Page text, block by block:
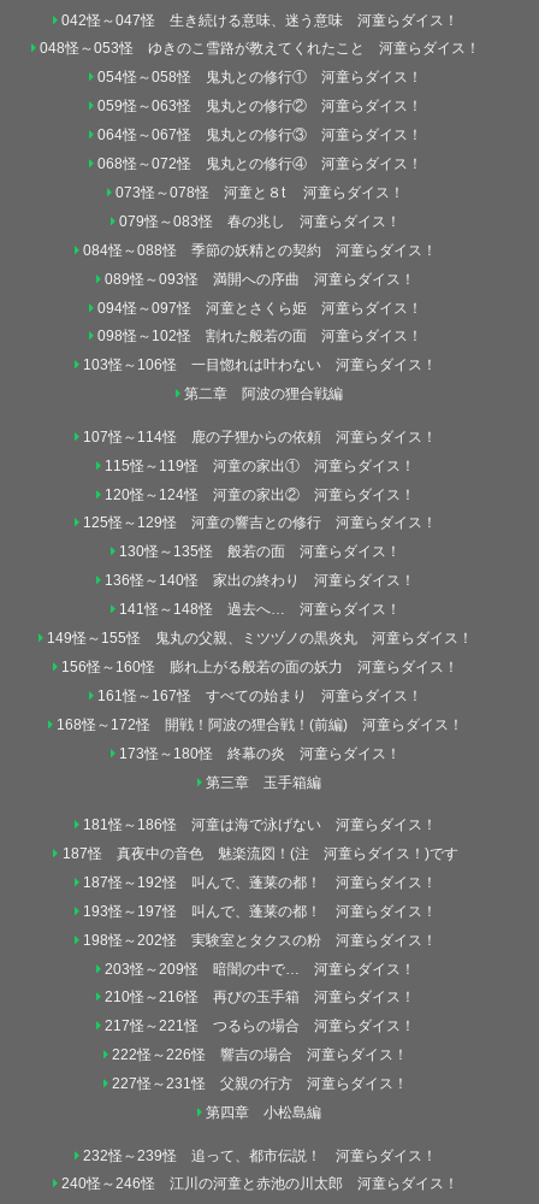
042怪～047怪 生き続ける意味、迷う意味 河童らダイス！
048怪～053怪 ゆきのこ雪路が教えてくれたこと 河童らダイス！
054怪～058怪 鬼丸との修行① 河童らダイス！
059怪～063怪 鬼丸との修行② 河童らダイス！
064怪～067怪 鬼丸との修行③ 河童らダイス！
068怪～072怪 鬼丸との修行④ 河童らダイス！
073怪～078怪 河童と８t 河童らダイス！
079怪～083怪 春の兆し 河童らダイス！
084怪～088怪 季節の妖精との契約 河童らダイス！
089怪～093怪 満開への序曲 河童らダイス！
094怪～097怪 河童とさくら姫 河童らダイス！
098怪～102怪 割れた般若の面 河童らダイス！
103怪～106怪 一目惚れは叶わない 河童らダイス！
第二章 阿波の狸合戦編
107怪～114怪 鹿の子狸からの依頼 河童らダイス！
115怪～119怪 河童の家出① 河童らダイス！
120怪～124怪 河童の家出② 河童らダイス！
125怪～129怪 河童の響吉との修行 河童らダイス！
130怪～135怪 般若の面 河童らダイス！
136怪～140怪 家出の終わり 河童らダイス！
141怪～148怪 過去へ… 河童らダイス！
149怪～155怪 鬼丸の父親、ミツヅノの黒炎丸 河童らダイス！
156怪～160怪 膨れ上がる般若の面の妖力 河童らダイス！
161怪～167怪 すべての始まり 河童らダイス！
168怪～172怪 開戦！阿波の狸合戦！(前編) 河童らダイス！
173怪～180怪 終幕の炎 河童らダイス！
第三章 玉手箱編
181怪～186怪 河童は海で泳げない 河童らダイス！
187怪 真夜中の音色 魅楽流図！(注 河童らダイス！)です
187怪～192怪 叫んで、蓬莱の都！ 河童らダイス！
193怪～197怪 叫んで、蓬莱の都！ 河童らダイス！
198怪～202怪 実験室とタクスの粉 河童らダイス！
203怪～209怪 暗闇の中で… 河童らダイス！
210怪～216怪 再びの玉手箱 河童らダイス！
217怪～221怪 つるらの場合 河童らダイス！
222怪～226怪 響吉の場合 河童らダイス！
227怪～231怪 父親の行方 河童らダイス！
第四章 小松島編
232怪～239怪 追って、都市伝説！ 河童らダイス！
240怪～246怪 江川の河童と赤池の川太郎 河童らダイス！